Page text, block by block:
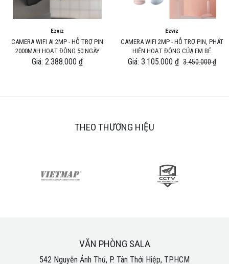
Ezviz
CAMERA WIFI AI 2MP - HỖ TRỢ PIN
2000MAH HOẠT ĐỘNG 50 NGÀY
Giá: 2.388.000 ₫
Ezviz
CAMERA WIFI 2MP - HỖ TRỢ PIN, PHÁT
HIỆN HOẠT ĐỘNG CỦA EM BÉ
Giá: 3.105.000 ₫ 3.450.000 ₫
THEO THƯƠNG HIỆU
VĂN PHÒNG SALA
542 Nguyễn Ảnh Thủ, P. Tân Thới Hiệp, TP.HCM